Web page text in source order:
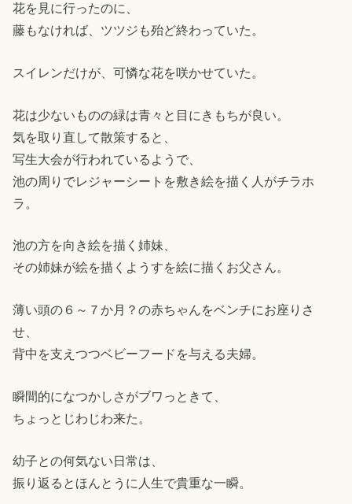
花を見に行ったのに、
藤もなければ、ツツジも殆ど終わっていた。
スイレンだけが、可憐な花を咲かせていた。
花は少ないものの緑は青々と目にきもちが良い。
気を取り直して散策すると、
写生大会が行われているようで、
池の周りでレジャーシートを敷き絵を描く人がチラホ
ラ。
池の方を向き絵を描く姉妹、
その姉妹が絵を描くようすを絵に描くお父さん。
薄い頭の６～７か月？の赤ちゃんをベンチにお座りさ
せ、
背中を支えつつベビーフードを与える夫婦。
瞬間的になつかしさがブワっときて、
ちょっとじわじわ来た。
幼子との何気ない日常は、
振り返るとほんとうに人生で貴重な一瞬。